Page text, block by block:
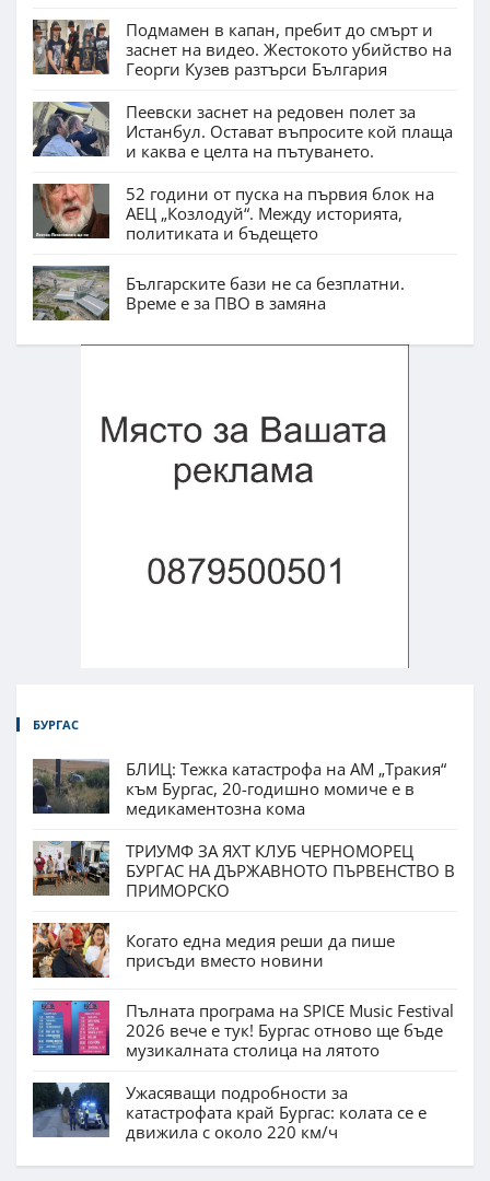
Подмамен в капан, пребит до смърт и
заснет на видео. Жестокото убийство на
Георги Кузев разтърси България
Пеевски заснет на редовен полет за
Истанбул. Остават въпросите кой плаща
и каква е целта на пътуването.
52 години от пуска на първия блок на
АЕЦ „Козлодуй“. Между историята,
политиката и бъдещето
Българските бази не са безплатни.
Време е за ПВО в замяна
БУРГАС
БЛИЦ: Тежка катастрофа на АМ „Тракия“
към Бургас, 20-годишно момиче е в
медикаментозна кома
ТРИУМФ ЗА ЯХТ КЛУБ ЧЕРНОМОРЕЦ
БУРГАС НА ДЪРЖАВНОТО ПЪРВЕНСТВО В
ПРИМОРСКО
Когато една медия реши да пише
присъди вместо новини
Пълната програма на SPICE Music Festival
2026 вече е тук! Бургас отново ще бъде
музикалната столица на лятото
Ужасяващи подробности за
катастрофата край Бургас: колата се е
движила с около 220 км/ч